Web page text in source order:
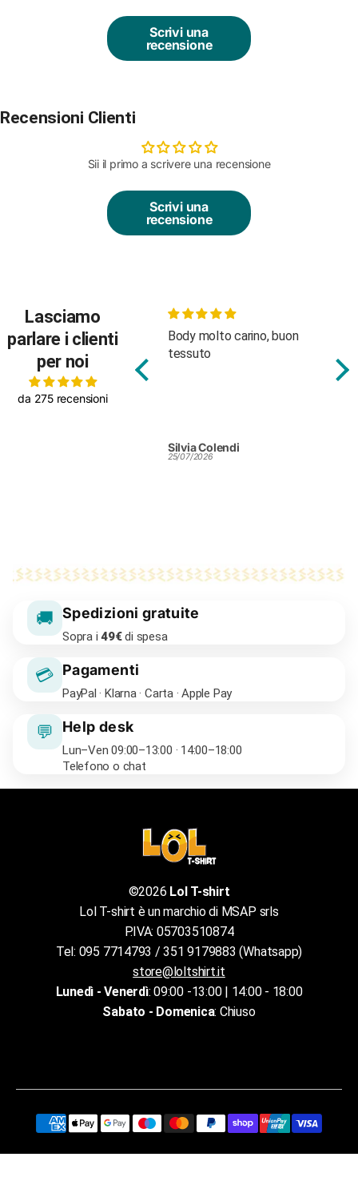
Scrivi una
recensione
Recensioni Clienti
Sii il primo a scrivere una recensione
Scrivi una
recensione
Lasciamo
parlare i clienti
per noi
da 275 recensioni
Body molto carino, buon
tessuto
Silvia Colendi
25/07/2026
🚚 Spedizioni gratuite
Sopra i49€di spesa
💳 Pagamenti
PayPal · Klarna · Carta · Apple Pay
💬 Help desk
Lun–Ven 09:00–13:00 · 14:00–18:00
Telefono o chat
©2026 Lol T-shirt
Lol T-shirt è un marchio di MSAP srls
P.IVA: 05703510874
Tel: 095 7714793 / 351 9179883 (Whatsapp)
store@loltshirt.it
Lunedì - Venerdì: 09:00 -13:00 | 14:00 - 18:00
Sabato - Domenica: Chiuso